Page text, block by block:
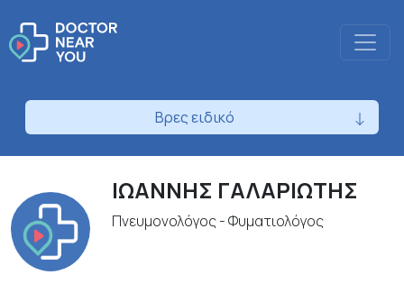
Βρες ειδικό
ΙΩΑΝΝΗΣ ΓΑΛΑΡΙΩΤΗΣ
Πνευμονολόγος - Φυματιολόγος